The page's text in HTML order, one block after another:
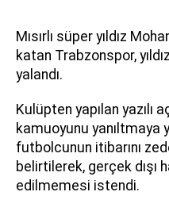
Mısırlı süper yıldız
katan Trabzonspor,
yalandı.
Kulüpten yapılan yazılı
kamuoyunu yanıltmaya
futbolcunun itibarını
belirtilerek, gerçek dışı
edilmemesi istendi.